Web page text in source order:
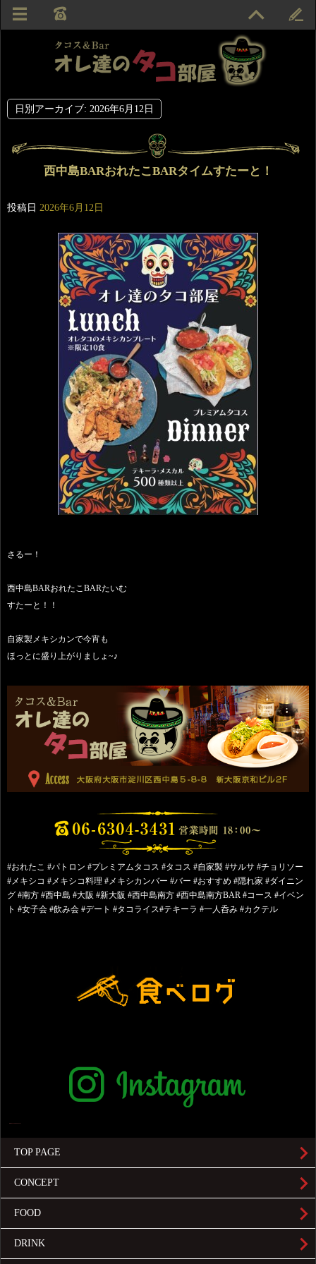
日別アーカイブ: 2026年6月12日
西中島BARおれたこBARタイムすたーと！
投稿日 2026年6月12日
さるー！
西中島BARおれたこBARたいむ
すたーと！！
自家製メキシカンで今宵も
ほっとに盛り上がりましょ~♪
#おれたこ #パトロン #プレミアムタコス #タコス #自家製 #サルサ #チョリソー
#メキシコ #メキシコ料理 #メキシカンバー #バー #おすすめ #隠れ家 #ダイニン
グ #南方 #西中島 #大阪 #新大阪 #西中島南方 #西中島南方BAR #コース #イベン
ト #女子会 #飲み会 #デート #タコライス#テキーラ #一人呑み #カクテル
TOP PAGE
CONCEPT
FOOD
DRINK